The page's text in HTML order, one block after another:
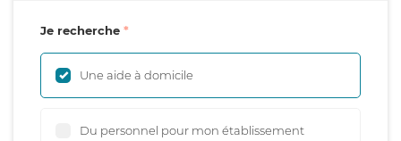
Je recherche
Une aide à domicile
Du personnel pour mon établissement